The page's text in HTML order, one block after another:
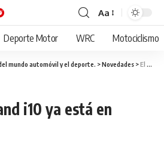
Cambiar
tamaño
fuente
Aa
Deporte Motor WRC Motociclismo
mundo automóvil y el deporte. >Novedades >El Hyundai Grand i10 ya está en Ecuador
i10 ya está en